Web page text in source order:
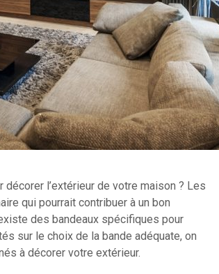
l’extérieur de votre maison ? Les
qui pourrait contribuer à un bon
des bandeaux spécifiques pour
sur le choix de la bande adéquate, on
à décorer votre extérieur.